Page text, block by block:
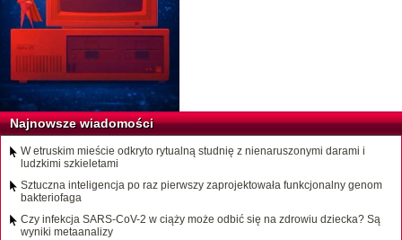
Najnowsze wiadomości
W etruskim mieście odkryto rytualną studnię z nienaruszonymi darami i
ludzkimi szkieletami
Sztuczna inteligencja po raz pierwszy zaprojektowała funkcjonalny genom
bakteriofaga
Czy infekcja SARS-CoV-2 w ciąży może odbić się na zdrowiu dziecka? Są
wyniki metaanalizy